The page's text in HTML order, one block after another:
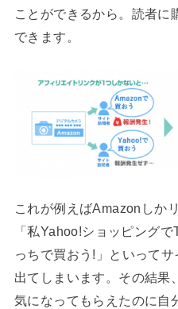
ことができるから。読者に
できます。
これが例えばAmazonしか
「私Yahoo!ショッピング
っちで買おう!」といって
出てしまいます。その結果
気になってもらえたのに自